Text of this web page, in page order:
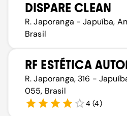
DISPARE CLEAN
R. Japoranga - Japuíba,
Brasil
RF ESTÉTICA
R. Japoranga, 316 -
055, Brasil
4 (4)